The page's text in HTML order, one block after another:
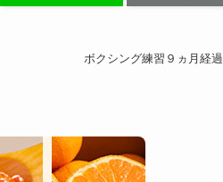
ボクシング練習９ヵ月経過